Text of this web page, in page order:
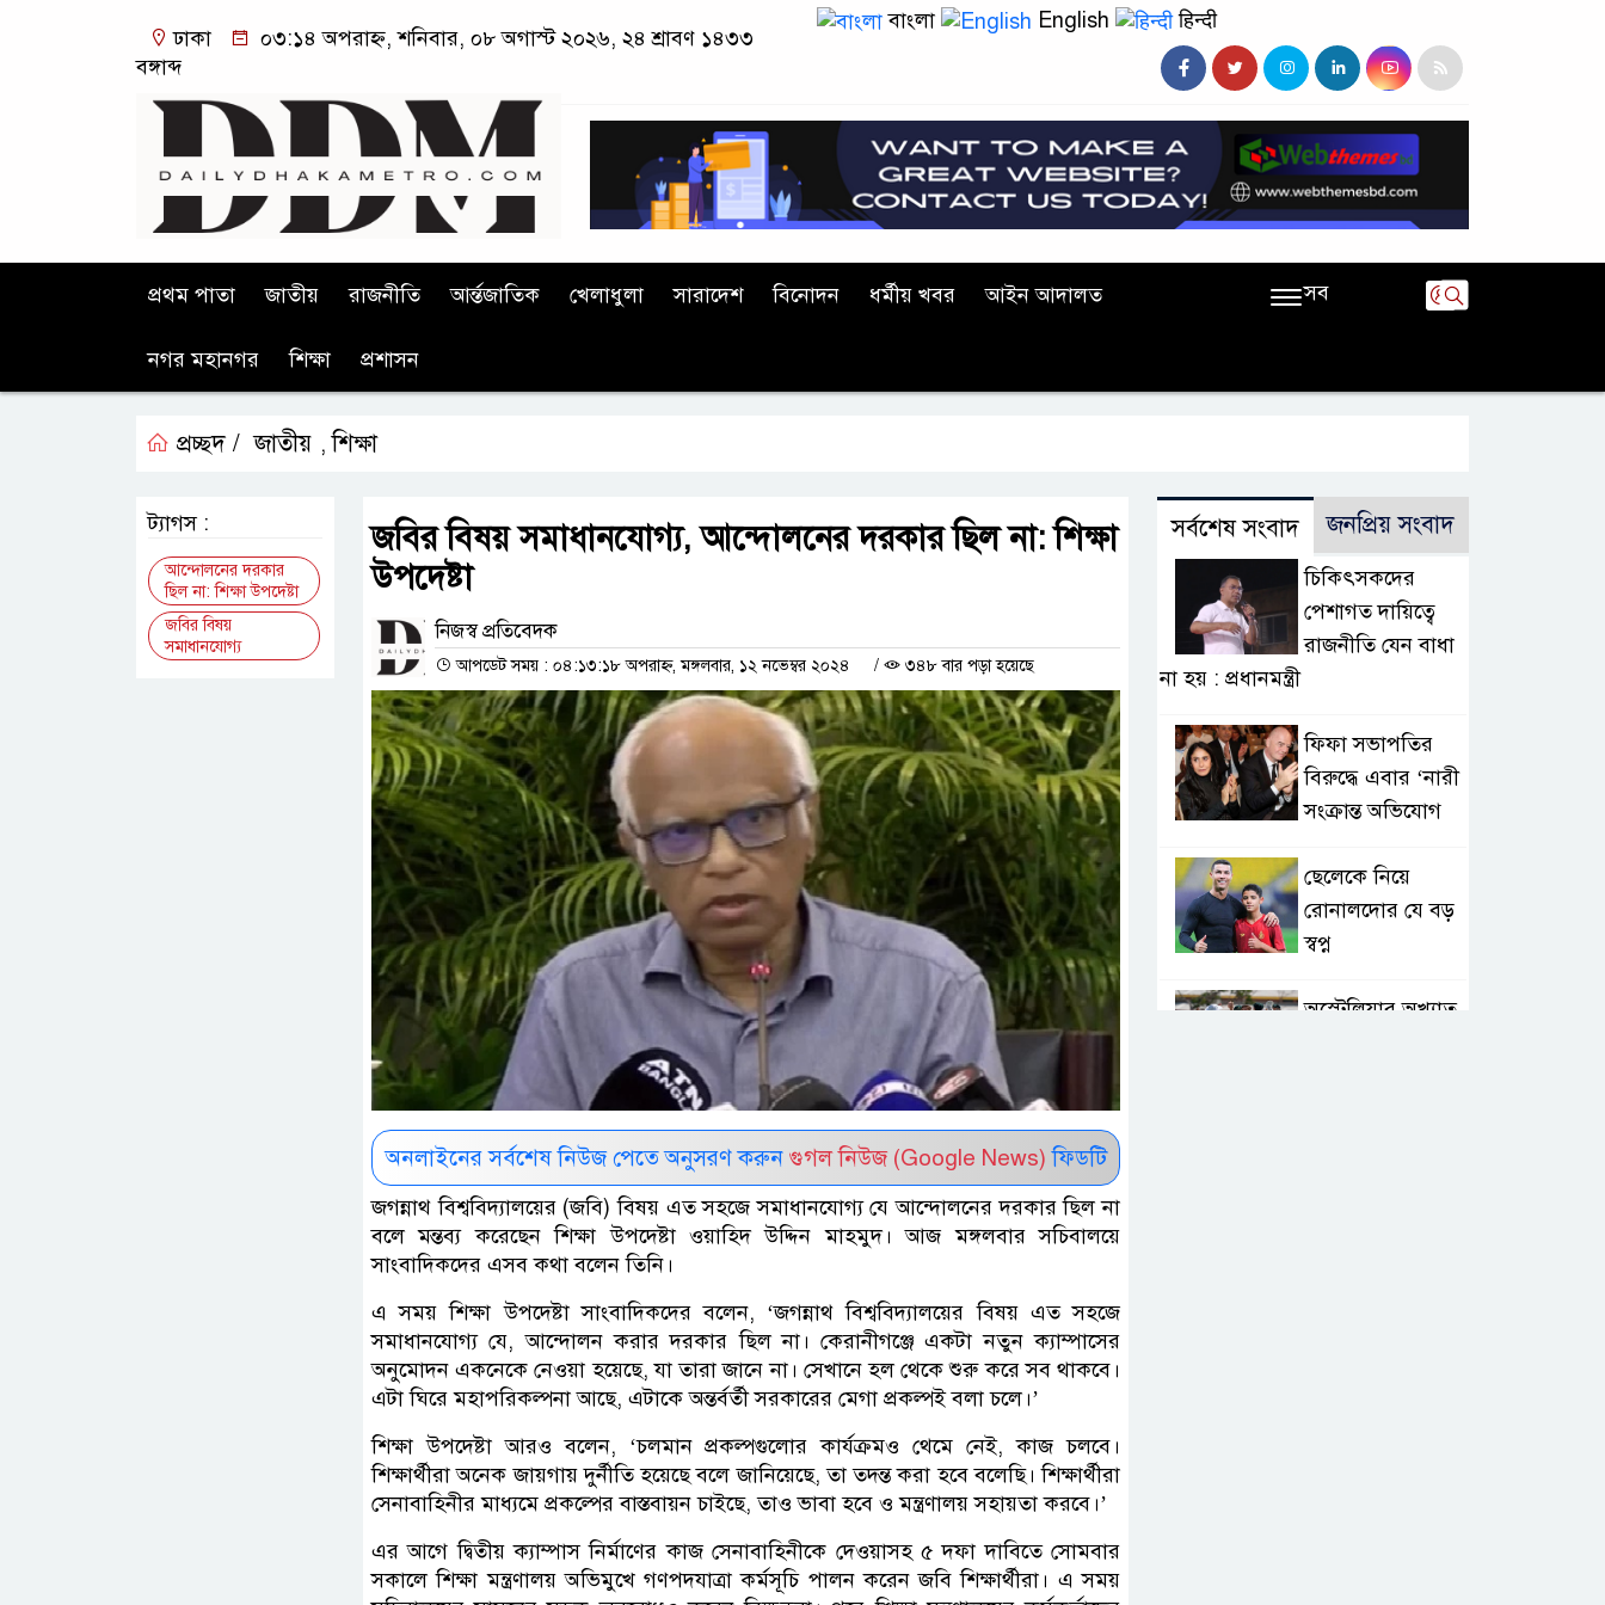
ঢাকা
০৩:১৪ অপরাহ্ন, শনিবার, ০৮ অগাস্ট ২০২৬, ২৪ শ্রাবণ ১৪৩৩
বঙ্গাব্দ
বাংলা English हिन्दी
প্রথম পাতা জাতীয় রাজনীতি আর্ন্তজাতিক খেলাধুলা সারাদেশ বিনোদন ধর্মীয় খবর আইন আদালত
নগর মহানগর শিক্ষা প্রশাসন
সব
প্রচ্ছদ / জাতীয় ,শিক্ষা
জবির বিষয় সমাধানযোগ্য, আন্দোলনের দরকার ছিল না: শিক্ষা
উপদেষ্টা
নিজস্ব প্রতিবেদক
আপডেট সময় : ০৪:১৩:১৮ অপরাহ্ন, মঙ্গলবার, ১২ নভেম্বর ২০২৪ / ৩৪৮ বার পড়া হয়েছে
অনলাইনের সর্বশেষ নিউজ পেতে অনুসরণ করুন গুগল নিউজ (Google News) ফিডটি
জগন্নাথ বিশ্ববিদ্যালয়ের (জবি) বিষয় এত সহজে সমাধানযোগ্য যে আন্দোলনের দরকার ছিল না
বলে মন্তব্য করেছেন শিক্ষা উপদেষ্টা ওয়াহিদ উদ্দিন মাহমুদ। আজ মঙ্গলবার সচিবালয়ে
সাংবাদিকদের এসব কথা বলেন তিনি।
এ সময় শিক্ষা উপদেষ্টা সাংবাদিকদের বলেন, ‘জগন্নাথ বিশ্ববিদ্যালয়ের বিষয় এত সহজে
সমাধানযোগ্য যে, আন্দোলন করার দরকার ছিল না। কেরানীগঞ্জে একটা নতুন ক্যাম্পাসের
অনুমোদন একনেকে নেওয়া হয়েছে, যা তারা জানে না। সেখানে হল থেকে শুরু করে সব থাকবে।
এটা ঘিরে মহাপরিকল্পনা আছে, এটাকে অন্তর্বর্তী সরকারের মেগা প্রকল্পই বলা চলে।’
শিক্ষা উপদেষ্টা আরও বলেন, ‘চলমান প্রকল্পগুলোর কার্যক্রমও থেমে নেই, কাজ চলবে।
শিক্ষার্থীরা অনেক জায়গায় দুর্নীতি হয়েছে বলে জানিয়েছে, তা তদন্ত করা হবে বলেছি। শিক্ষার্থীরা
সেনাবাহিনীর মাধ্যমে প্রকল্পের বাস্তবায়ন চাইছে, তাও ভাবা হবে ও মন্ত্রণালয় সহায়তা করবে।’
এর আগে দ্বিতীয় ক্যাম্পাস নির্মাণের কাজ সেনাবাহিনীকে দেওয়াসহ ৫ দফা দাবিতে সোমবার
সকালে শিক্ষা মন্ত্রণালয় অভিমুখে গণপদযাত্রা কর্মসূচি পালন করেন জবি শিক্ষার্থীরা। এ সময়
ট্যাগস :
আন্দোলনের দরকার
ছিল না: শিক্ষা উপদেষ্টা
জবির বিষয়
সমাধানযোগ্য
সর্বশেষ সংবাদ জনপ্রিয় সংবাদ
চিকিৎসকদের
পেশাগত দায়িত্বে
রাজনীতি যেন বাধা
না হয় : প্রধানমন্ত্রী
ফিফা সভাপতির
বিরুদ্ধে এবার ‘নারী
সংক্রান্ত অভিযোগ
ছেলেকে নিয়ে
রোনালদোর যে বড়
স্বপ্ন
অস্ট্রেলিয়ার অখ্যাত